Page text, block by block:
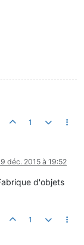
1
déc. 2015 à 19:52
d'objets
1